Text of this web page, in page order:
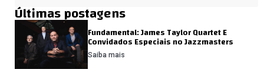
Últimas postagens
Fundamental: James Taylor Quartet E
Convidados Especiais no Jazzmasters
Saiba mais